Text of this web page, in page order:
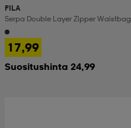
FILA
Serpa Double Layer Zipper Waistbag
17,99
Suositushinta 24,99